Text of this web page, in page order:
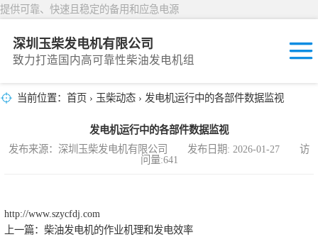
提供可靠、快速且稳定的备用和应急电源
深圳玉柴发电机有限公司
致力打造国内高可靠性柴油发电机组
当前位置： 首页 › 玉柴动态 › 发电机运行中的各部件数据监视
发电机运行中的各部件数据监视
发布来源：深圳玉柴发电机有限公司 发布日期: 2026-01-27 访
问量:641
http://www.szycfdj.com
上一篇： 柴油发电机的作业机理和发电效率
固定开放式